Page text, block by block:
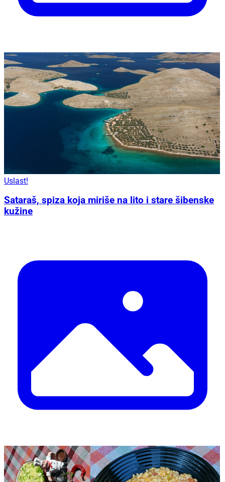
Uslast!
Sataraš, spiza koja miriše na lito i stare šibenske
kužine